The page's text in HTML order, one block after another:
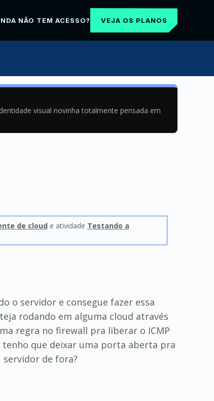
NÃO TEM ACESSO? VEJA OS PLANOS
visual novinha totalmente pensada em
de cloud e atividade Testando a
o servidor e consegue fazer essa
rodando em alguma cloud através
regra no firewall pra liberar o ICMP
que deixar uma porta aberta pra
de fora?